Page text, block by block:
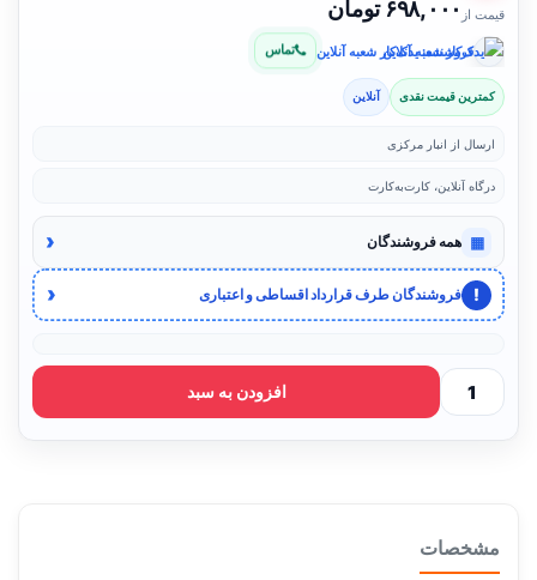
قیمت از ۶۹۸,۰۰۰ تومان
فروشنده: یدک‌کار شعبه آنلاین تماس
کمترین قیمت نقدی آنلاین
ارسال از انبار مرکزی
درگاه آنلاین، کارت‌به‌کارت
▦ همه فروشندگان ‹
! فروشندگان طرف قرارداد اقساطی و اعتباری ‹
افزودن به سبد
مشخصات